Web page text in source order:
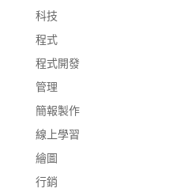
科技
程式
程式開發
管理
簡報製作
線上學習
繪圖
行銷